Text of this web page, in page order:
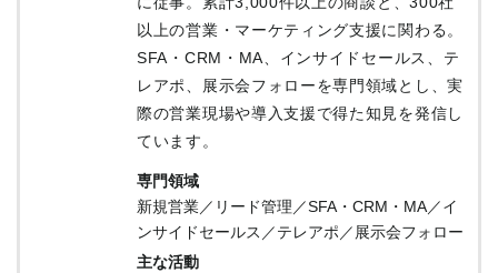
以上の営業・マーケティング支援に関わる。
SFA・CRM・MA、インサイドセールス、テ
レアポ、展示会フォローを専門領域とし、実
際の営業現場や導入支援で得た知見を発信し
ています。
専門領域
新規営業／リード管理／SFA・CRM・MA／イ
ンサイドセールス／テレアポ／展示会フォロー
主な活動